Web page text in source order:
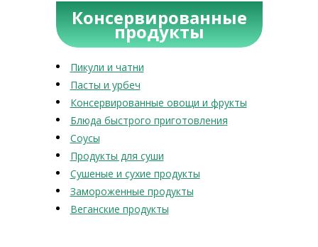
Консервированные
продукты
Пикули и чатни
Пасты и урбеч
Консервированные овощи и фрукты
Блюда быстрого приготовления
Соусы
Продукты для суши
Сушеные и сухие продукты
Замороженные продукты
Веганские продукты